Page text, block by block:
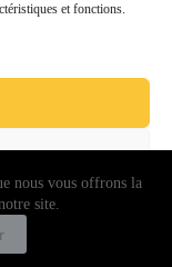
et fonctions.
nous vous offrons la
site.